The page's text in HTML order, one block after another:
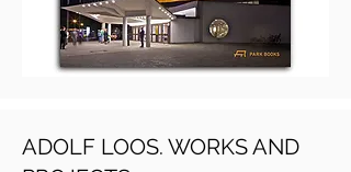
ADOLF LOOS. WORKS AND